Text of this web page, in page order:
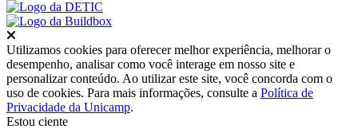
Utilizamos cookies para oferecer melhor experiência, melhorar o
desempenho, analisar como você interage em nosso site e
personalizar conteúdo. Ao utilizar este site, você concorda com o
uso de cookies. Para mais informações, consulte a Política de
Privacidade da Unicamp.
Estou ciente